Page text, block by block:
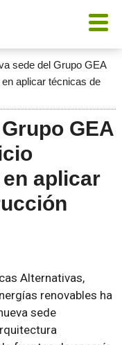
sede del Grupo GEA
aplicar técnicas de
GEA
aplicar
Alternativas,
renovables ha
sede